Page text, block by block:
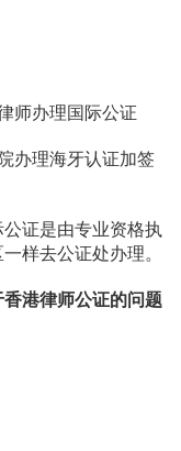
师办理国际公证
办理海牙认证加签
证是由专业资格执
样去公证处办理。
港律师公证的问题